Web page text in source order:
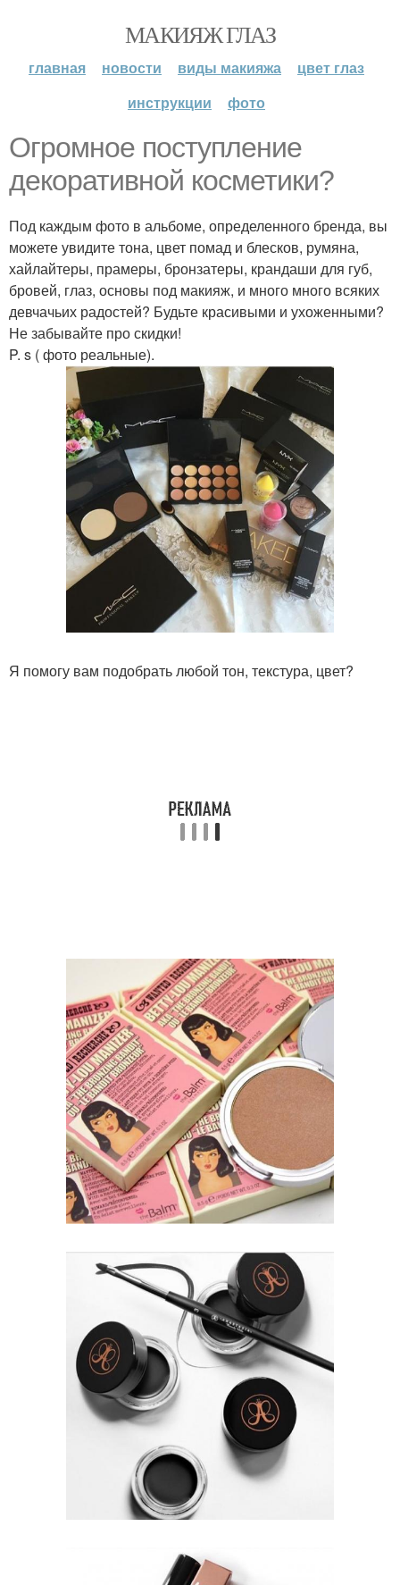
МАКИЯЖ ГЛАЗ
главная новости виды макияжа
цвет глаз
инструкции
фото
Огромное поступление
декоративной косметики?
Под каждым фото в альбоме, определенного бренда, вы
можете увидите тона, цвет помад и блесков, румяна,
хайлайтеры, прамеры, бронзатеры, крандаши для губ,
бровей, глаз, основы под макияж, и много много всяких
девчачьих радостей? Будьте красивыми и ухоженными?
Не забывайте про скидки!
P. s ( фото реальные).
Я помогу вам подобрать любой тон, текстура, цвет?